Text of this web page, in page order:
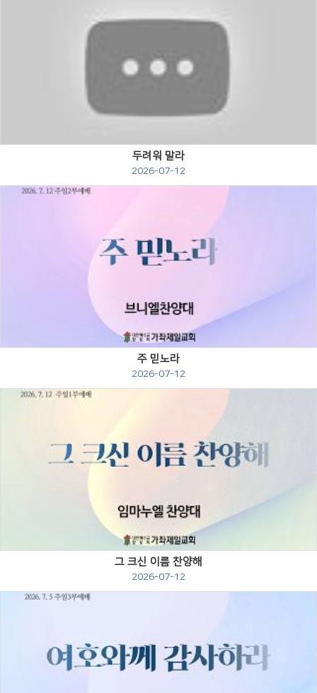
Views
두려워 말라
2026-07-12
주 믿노라
2026-07-12
그 크신 이름 찬양해
2026-07-12